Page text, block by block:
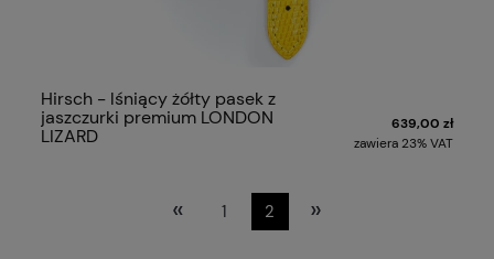
Hirsch - lśniący żółty pasek z
jaszczurki premium LONDON
LIZARD
639,00 zł
zawiera 23% VAT
« 1 2 »